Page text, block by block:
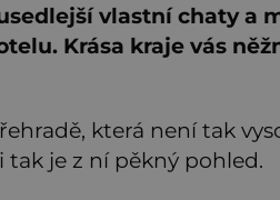
vlastní chaty a
Krása kraje vás
která není tak
tak je z ní pěkný pohled.